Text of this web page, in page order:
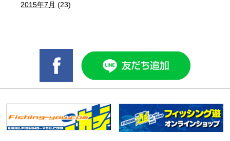
2015年7月 (23)